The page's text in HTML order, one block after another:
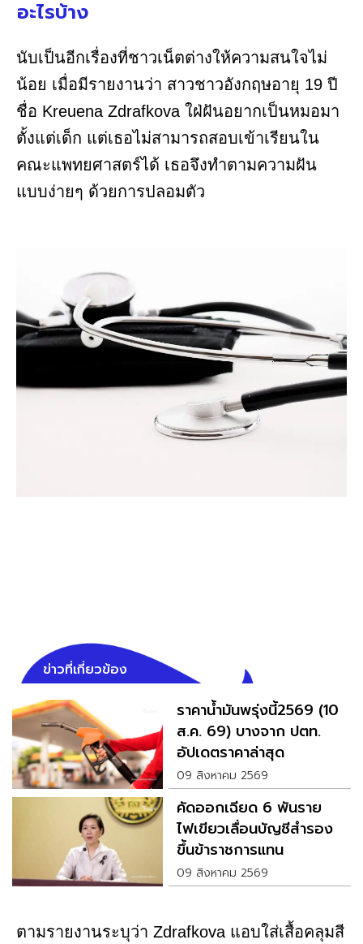
อะไรบ้าง
นับเป็นอีกเรื่องที่ชาวเน็ตต่างให้ความสนใจไม่
น้อย เมื่อมีรายงานว่า สาวชาวอังกฤษอายุ 19 ปี
ชื่อ Kreuena Zdrafkova ใฝ่ฝันอยากเป็นหมอมา
ตั้งแต่เด็ก แต่เธอไม่สามารถสอบเข้าเรียนใน
คณะแพทยศาสตร์ได้ เธอจึงทำตามความฝัน
แบบง่ายๆ ด้วยการปลอมตัว
ข่าวที่เกี่ยวข้อง
ราคาน้ำมันพรุ่งนี้2569 (10
ส.ค. 69) บางจาก ปตท.
อัปเดตราคาล่าสุด
09 สิงหาคม 2569
คัดออกเฉียด 6 พันราย
ไฟเขียวเลื่อนบัญชีสำรอง
ขึ้นข้าราชการแทน
09 สิงหาคม 2569
ตามรายงานระบุว่า Zdrafkova แอบใส่เสื้อคลุมสี